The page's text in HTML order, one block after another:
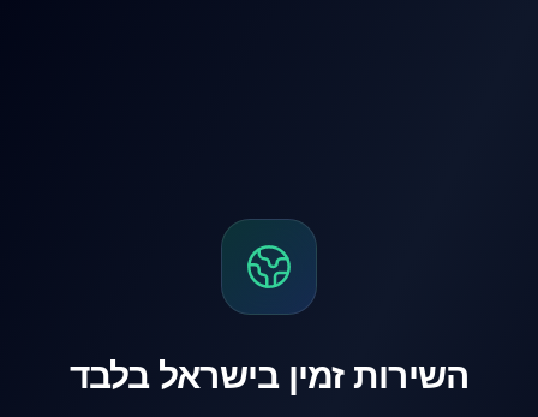
השירות זמין בישראל בלבד